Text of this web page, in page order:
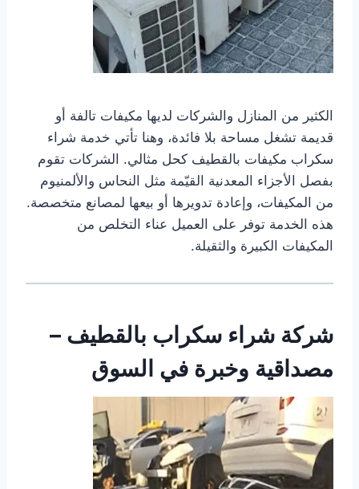
الكثير من المنازل والشركات لديها مكيفات تالفة أو
قديمة تشغل مساحة بلا فائدة، وهنا تأتي خدمة شراء
سكراب مكيفات بالقطيف كحل مثالي. الشركات تقوم
بفصل الأجزاء المعدنية القيّمة مثل النحاس والألمنيوم
من المكيفات، وإعادة تدويرها أو بيعها لمصانع متخصصة.
هذه الخدمة توفر على العميل عناء التخلص من
المكيفات الكبيرة والثقيلة.
شركة شراء سكراب بالقطيف –
مصداقية وخبرة في السوق